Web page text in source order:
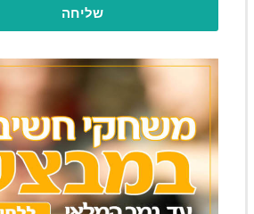
שליחה